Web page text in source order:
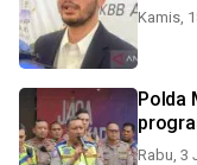
Kamis,
Polda
Rabu, 3